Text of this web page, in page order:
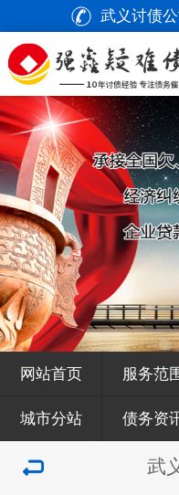
武义讨债公
网站首页 服务范
城市分站 债务资
武